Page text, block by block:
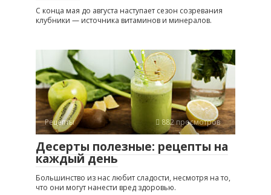
С конца мая до августа наступает сезон созревания
клубники — источника витаминов и минералов.
Рецепты 882 просмотров
Десерты полезные: рецепты на
каждый день
Большинство из нас любит сладости, несмотря на то,
что они могут нанести вред здоровью.